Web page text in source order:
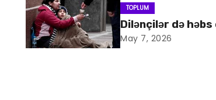
TOPLUM
Dilənçilər də
May 7, 2026